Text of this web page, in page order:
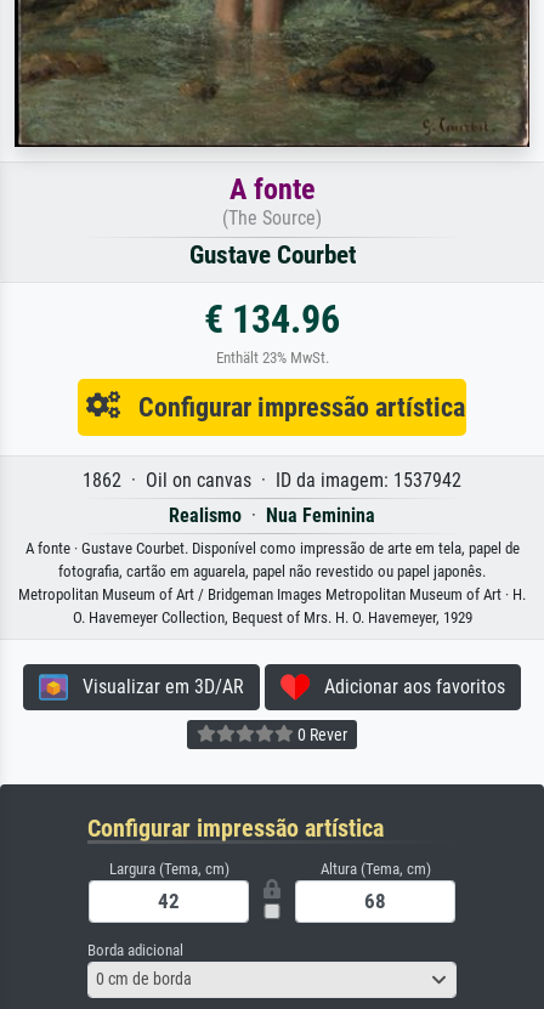
A fonte
(The Source)
Gustave Courbet
€ 134.96
Enthält 23% MwSt.
Configurar impressão artística
1862 · Oil on canvas · ID da imagem: 1537942
Realismo · Nua Feminina
A fonte · Gustave Courbet. Disponível como impressão de arte em tela, papel de
fotografia, cartão em aguarela, papel não revestido ou papel japonês.
Metropolitan Museum of Art / Bridgeman Images Metropolitan Museum of Art · H.
O. Havemeyer Collection, Bequest of Mrs. H. O. Havemeyer, 1929
Visualizar em 3D/AR Adicionar aos favoritos
0 Rever
Configurar impressão artística
Largura (Tema, cm) Altura (Tema, cm)
Borda adicional
0 cm de borda